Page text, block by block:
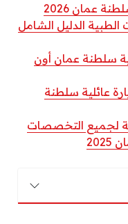
عمان 2026
الدليل الشامل
سلطنة عمان أون
عائلية سلطنة
لجميع التخصصات